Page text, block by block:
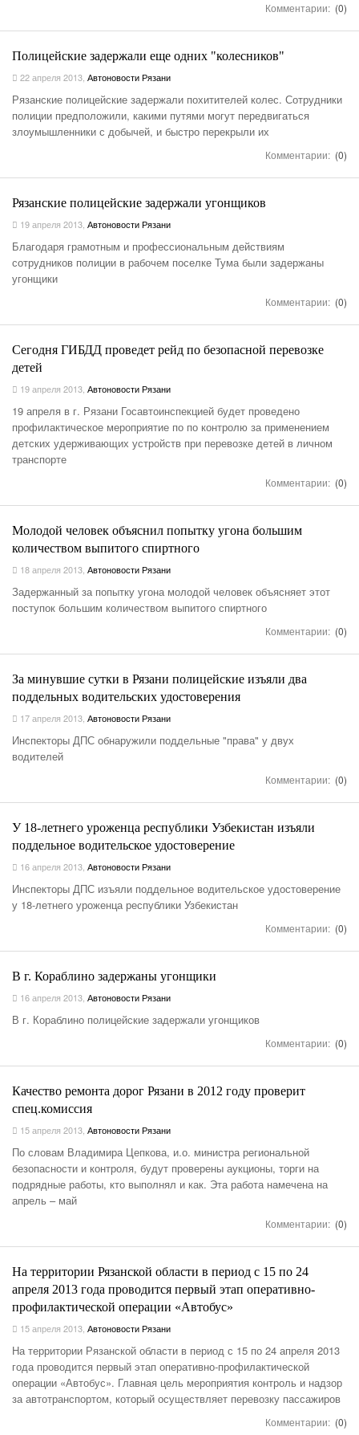
Комментарии: (0)
Полицейские задержали еще одних "колесников"
22 апреля 2013 Автоновости Рязани
Рязанские полицейские задержали похитителей колес. Сотрудники
полиции предположили, какими путями могут передвигаться
злоумышленники с добычей, и быстро перекрыли их
Комментарии: (0)
Рязанские полицейские задержали угонщиков
19 апреля 2013 Автоновости Рязани
Благодаря грамотным и профессиональным действиям
сотрудников полиции в рабочем поселке Тума были задержаны
угонщики
Комментарии: (0)
Сегодня ГИБДД проведет рейд по безопасной перевозке
детей
19 апреля 2013 Автоновости Рязани
19 апреля в г. Рязани Госавтоинспекцией будет проведено
профилактическое мероприятие по по контролю за применением
детских удерживающих устройств при перевозке детей в личном
транспорте
Комментарии: (0)
Молодой человек объяснил попытку угона большим
количеством выпитого спиртного
18 апреля 2013 Автоновости Рязани
Задержанный за попытку угона молодой человек объясняет этот
поступок большим количеством выпитого спиртного
Комментарии: (0)
За минувшие сутки в Рязани полицейские изъяли два
поддельных водительских удостоверения
17 апреля 2013 Автоновости Рязани
Инспекторы ДПС обнаружили поддельные "права" у двух
водителей
Комментарии: (0)
У 18-летнего уроженца республики Узбекистан изъяли
поддельное водительское удостоверение
16 апреля 2013 Автоновости Рязани
Инспекторы ДПС изъяли поддельное водительское удостоверение
у 18-летнего уроженца республики Узбекистан
Комментарии: (0)
В г. Кораблино задержаны угонщики
16 апреля 2013 Автоновости Рязани
В г. Кораблино полицейские задержали угонщиков
Комментарии: (0)
Качество ремонта дорог Рязани в 2012 году проверит
спец.комиссия
15 апреля 2013 Автоновости Рязани
По словам Владимира Цепкова, и.о. министра региональной
безопасности и контроля, будут проверены аукционы, торги на
подрядные работы, кто выполнял и как. Эта работа намечена на
апрель – май
Комментарии: (0)
На территории Рязанской области в период с 15 по 24
апреля 2013 года проводится первый этап оперативно-
профилактической операции «Автобус»
15 апреля 2013 Автоновости Рязани
На территории Рязанской области в период с 15 по 24 апреля 2013
года проводится первый этап оперативно-профилактической
операции «Автобус». Главная цель мероприятия контроль и надзор
за автотранспортом, который осуществляет перевозку пассажиров
Комментарии: (0)